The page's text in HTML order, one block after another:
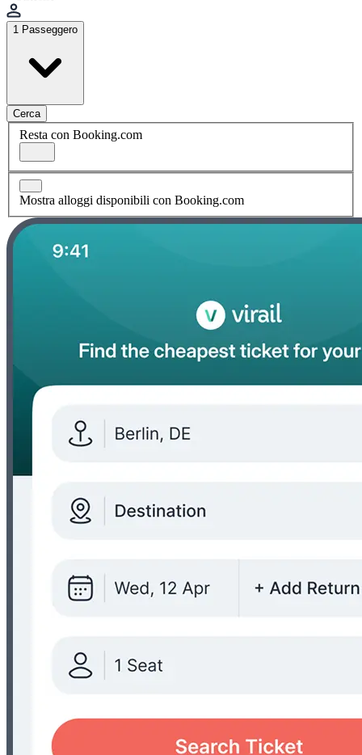
1 Passeggero
Cerca
Resta con Booking.com
Mostra alloggi disponibili con Booking.com